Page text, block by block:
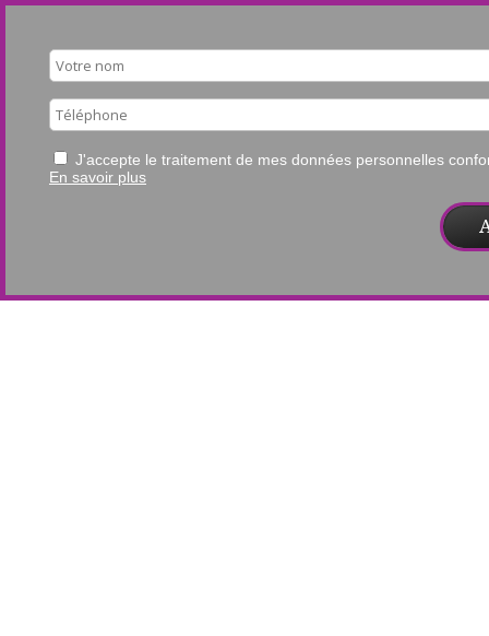
J'accepte le traitement de mes données personnelles
En savoir plus